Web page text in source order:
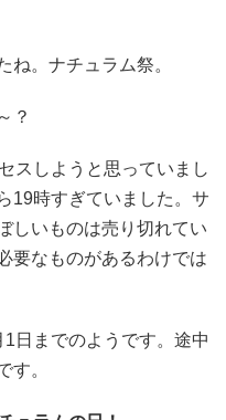
ね。ナチュラム祭。
？
スしようと思っていまし
19時すぎていました。サ
しいものは売り切れてい
要なものがあるわけでは
日までのようです。途中
す。